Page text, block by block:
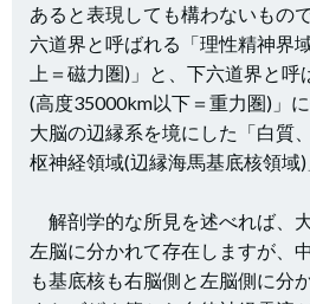
あると表現しても構わないもの
六道界と呼ばれる「理性精神界
上＝磁力圏)」と、下六道界と
(高度35000km以下＝重力圏)」
大脳の辺縁系を境にした「白質
枢神経領域(辺縁海馬基底核領域)
解剖学的な所見を述べれば、
左脳に分かれて存在しますが、
も基底核も右脳側と左脳側に分